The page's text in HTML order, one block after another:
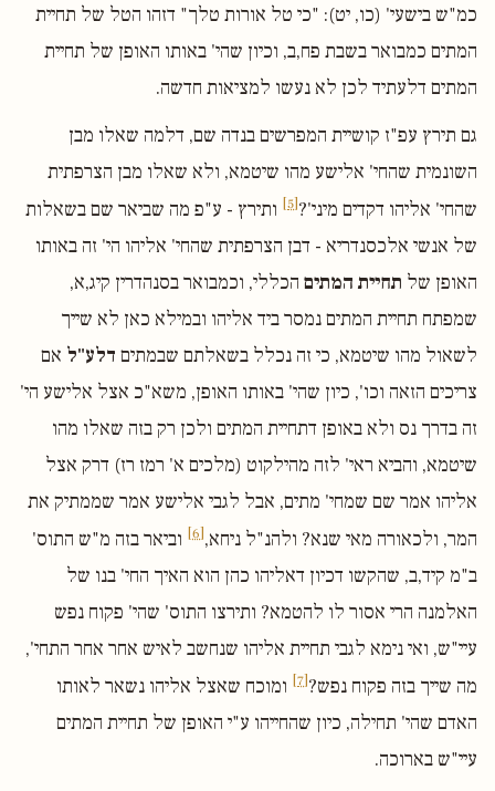
כמ"ש בישעי' (כו, יט): "כי טל אורות טלך" דזהו הטל של תחיית
המתים כמבואר בשבת פח,ב, וכיון שהי' באותו האופן של תחיית
המתים דלעתיד לכן לא נעשו למציאות חדשה.
גם תירץ עפ"ז קושיית המפרשים בנדה שם, דלמה שאלו מבן
השונמית שהחי' אלישע מהו שיטמא, ולא שאלו מבן הצרפתית
שהחי' אליהו דקדים מיני'?[5]
ותירץ - ע"פ מה שביאר שם בשאלות
של אנשי אלכסנדריא - דבן הצרפתית שהחי' אליהו הי' זה באותו
האופן של תחיית המתים הכללי, וכמבואר בסנהדרין קיג,א,
שמפתח תחיית המתים נמסר ביד אליהו ובמילא כאן לא שייך
לשאול מהו שיטמא, כי זה נכלל בשאלתם שבמתים דלע"ל אם
צריכים הזאה וכו', כיון שהי' באותו האופן, משא"כ אצל אלישע הי'
זה בדרך נס ולא באופן דתחיית המתים ולכן רק בזה שאלו מהו
שיטמא, והביא ראי' לזה מהילקוט (מלכים א' רמז רז) דרק אצל
אליהו אמר שם שמחי' מתים, אבל לגבי אלישע אמר שממתיק את
המר, ולכאורה מאי שנא? ולהנ"ל ניחא,[6]
וביאר בזה מ"ש התוס'
ב"מ קיד,ב, שהקשו דכיון דאליהו כהן הוא האיך החי' בנו של
האלמנה הרי אסור לו להטמא? ותירצו התוס' שהי' פקוח נפש
עיי"ש, ואי נימא לגבי תחיית אליהו שנחשב לאיש אחר אחר התחי',
מה שייך בזה פקוח נפש?[7]
ומוכח שאצל אליהו נשאר לאותו
האדם שהי' תחילה, כיון שהחייהו ע"י האופן של תחיית המתים
עיי"ש בארוכה.